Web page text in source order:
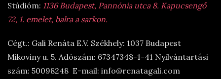
Stúdióm: 1136 Budapest, Pannónia utca 8. Kapucsengő
72, 1. emelet, balra a sarkon.
Cégt.: Gali Renáta E.V. Székhely: 1037 Budapest
Mikoviny u. 5. Adószám: 67347348-1-41 Nyilvántartási
szám: 50098248 E-mail: info@renatagali.com